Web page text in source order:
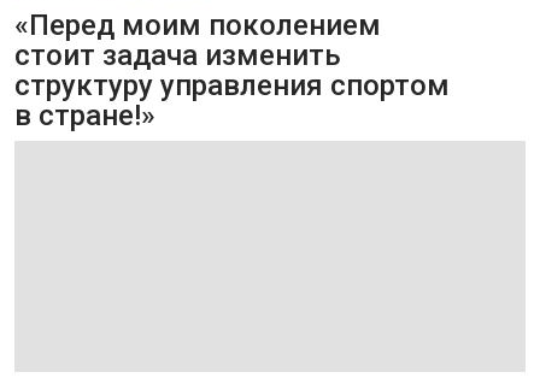
«Перед моим поколением
стоит задача изменить
структуру управления спортом
в стране!»